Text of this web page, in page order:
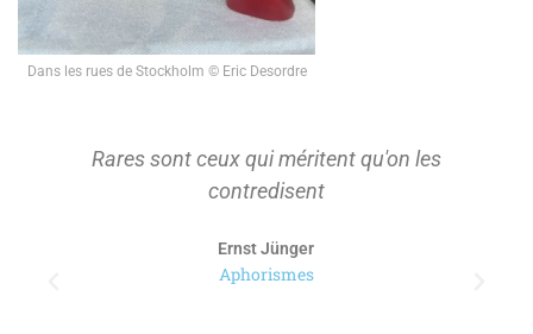
Dans les rues de Stockholm © Eric Desordre
Rares sont ceux qui méritent qu'on les
contredisent
Ernst Jünger
Aphorismes